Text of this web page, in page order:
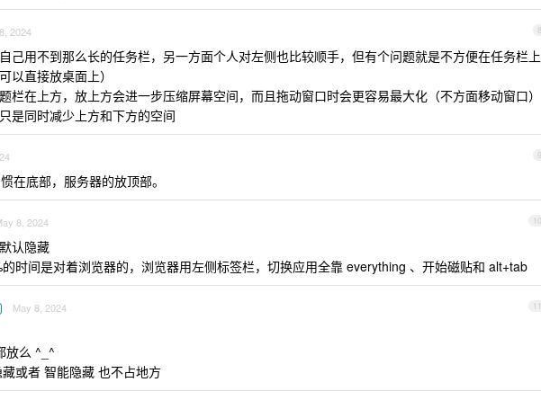
8
2024
己用不到那么长的任务栏，另一方面个人对左侧也比较顺手，但有个问题就是不方便在任务栏上
以直接放桌面上）
栏在上方，放上方会进一步压缩屏幕空间，而且拖动窗口时会更容易最大化（不方面移动窗口）
是同时减少上方和下方的空间
9
在底部，服务器的放顶部。
10
8, 2024
认隐藏
时间是对着浏览器的，浏览器用左侧标签栏，切换应用全靠 everything 、开始磁贴和 alt+tab
11
May 8, 2024
放么 ^_^
或者 智能隐藏 也不占地方